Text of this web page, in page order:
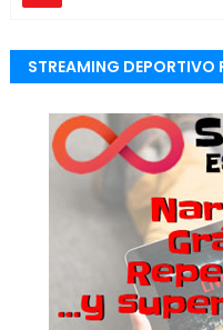
STREAMING DEPORTIVO